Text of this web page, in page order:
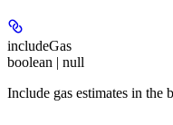
includeGas
boolean | null
Include gas estimates in the